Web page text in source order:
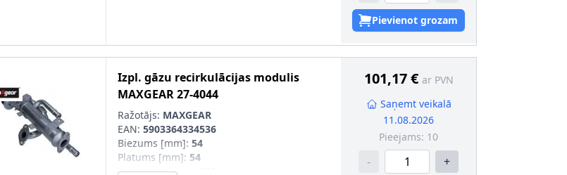
Pievienot grozam
Izpl. gāzu recirkulācijas modulis
MAXGEAR27-4044
Ražotājs: MAXGEAR
EAN: 5903364334536
Biezums [mm]: 54
Platums [mm]: 54
Augstums [mm]
101,17 € ar PVN
Saņemt veikalā
11.08.2026
Pieejams: 10
- +